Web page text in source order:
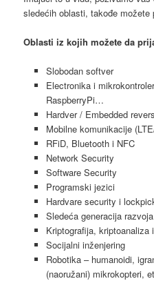
sledećih oblasti, takođe
Oblasti iz kojih možete da
Slobodan softver
Electronika i
RaspberryPi…
Hardver / Embedded
Mobilne komunikacije
RFiD, Bluetooth i NFC
Network Security
Software Security
Programski jezici
Hardvare security i
Sledeća generacija
Kriptografija, kriptoanaliza
Socijalni inženjering
Robotika – humanoidi,
(naoružani) mikrokopteri,